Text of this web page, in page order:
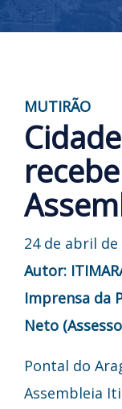
MUTIRÃO
24 de abril de
Autor:
Imprensa da
Neto
Pontal do
Assembleia